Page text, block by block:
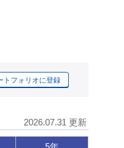
トフォリオに登録
2026.07.31 更新